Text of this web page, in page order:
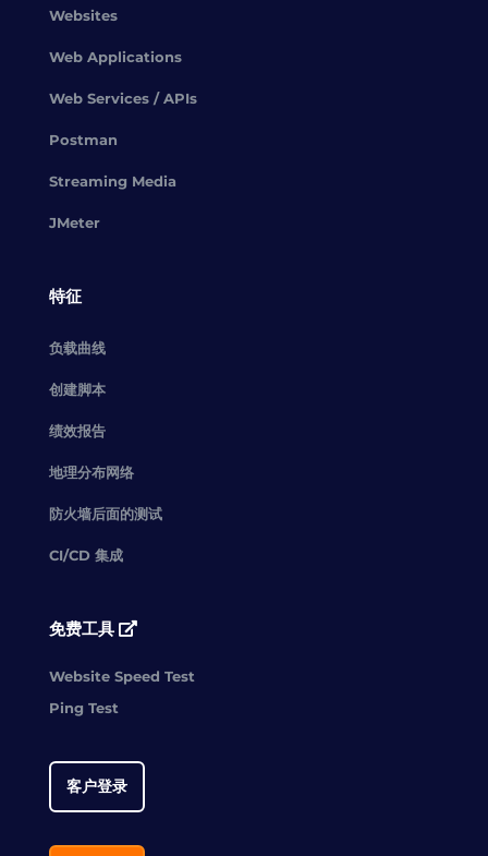
Websites
Web Applications
Web Services / APIs
Postman
Streaming Media
JMeter
特征
负载曲线
创建脚本
绩效报告
地理分布网络
防火墙后面的测试
CI/CD 集成
免费工具
Website Speed Test
Ping Test
客户登录